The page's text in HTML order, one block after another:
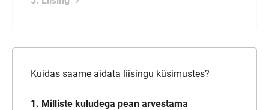
Kuidas saame aidata liisingu küsimustes?
1. Milliste kuludega pean arvestama